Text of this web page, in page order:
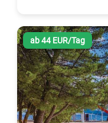
ab 44 EUR/Tag